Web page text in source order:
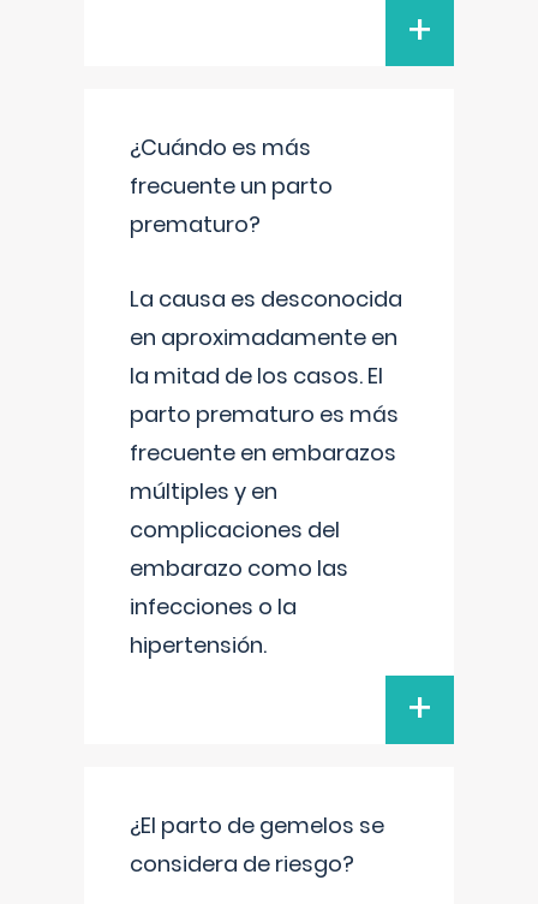
+
¿Cuándo es más
frecuente un parto
prematuro?
La causa es desconocida
en aproximadamente en
la mitad de los casos. El
parto prematuro es más
frecuente en embarazos
múltiples y en
complicaciones del
embarazo como las
infecciones o la
hipertensión.
+
¿El parto de gemelos se
considera de riesgo?